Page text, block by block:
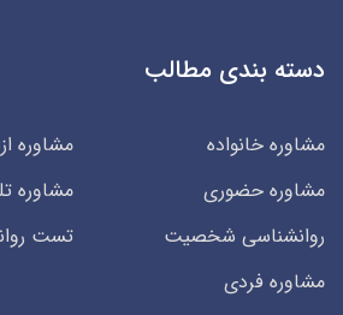
دسته بندی مطالب
مشاوره خانواده
مشاوره
مشاوره حضوری
مشاوره
روانشناسی شخصیت
تست
مشاوره فردی